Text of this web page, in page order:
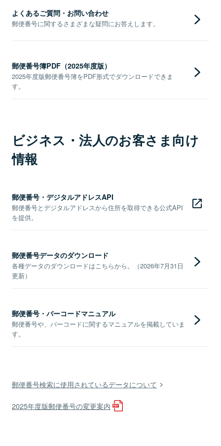
よくあるご質問・お問い合わせ
郵便番号に関するさまざまな疑問にお答えします。
郵便番号簿PDF（2025年度版）
2025年度版郵便番号簿をPDF形式でダウンロードできま
す。
ビジネス・法人のお客さま向け
情報
郵便番号・デジタルアドレスAPI
郵便番号とデジタルアドレスから住所を取得できる公式API
を提供。
郵便番号データのダウンロード
各種データのダウンロードはこちらから。（2026年7月31日
更新）
郵便番号・バーコードマニュアル
郵便番号や、バーコードに関するマニュアルを掲載していま
す。
郵便番号検索に使用されているデータについて
2025年度版郵便番号の変更案内